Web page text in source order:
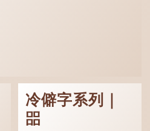
冷僻字系列｜
㗊